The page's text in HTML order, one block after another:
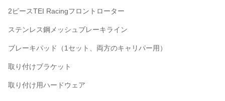
2ピースTEI Racingフロントローター
ステンレス鋼メッシュブレーキライン
ブレーキパッド（1セット、両方のキャリパー用）
取り付けブラケット
取り付け用ハードウェア